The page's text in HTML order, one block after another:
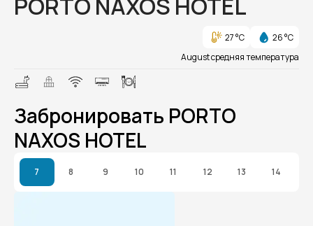
PORTO NAXOS HOTEL
27 °C
26 °C
August средняя температура
Забронировать PORTO
NAXOS HOTEL
7 8 9 10 11 12 13 14